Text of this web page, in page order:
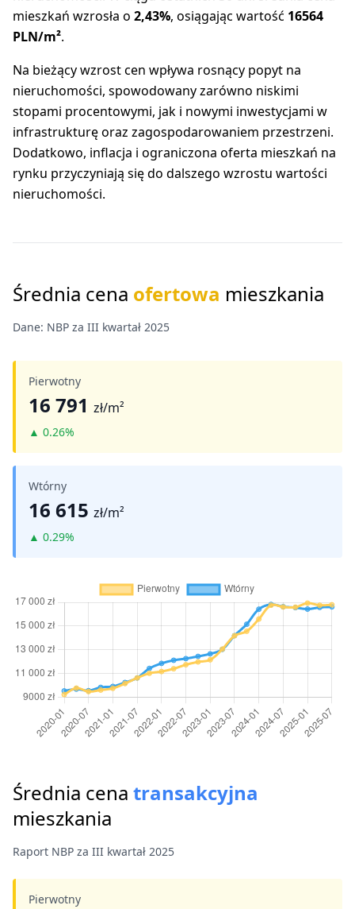
mieszkań wzrosła o 2,43%, osiągając wartość 16564
PLN/m².
Na bieżący wzrost cen wpływa rosnący popyt na
nieruchomości, spowodowany zarówno niskimi
stopami procentowymi, jak i nowymi inwestycjami w
infrastrukturę oraz zagospodarowaniem przestrzeni.
Dodatkowo, inflacja i ograniczona oferta mieszkań na
rynku przyczyniają się do dalszego wzrostu wartości
nieruchomości.
Średnia cena ofertowa mieszkania
Dane: NBP za III kwartał 2025
Pierwotny
16 791 zł/m²
▲ 0.26%
Wtórny
16 615 zł/m²
▲ 0.29%
Średnia cena transakcyjna
mieszkania
Raport NBP za III kwartał 2025
Pierwotny